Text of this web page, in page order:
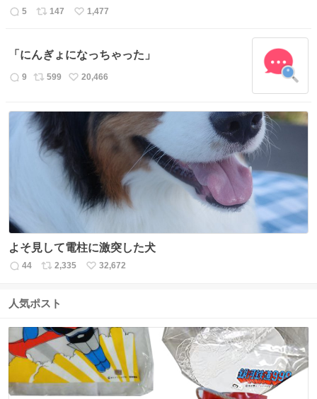
返
数
5
リ
ス
ト
数
147
い
ね
数
1,477
「にんぎょになっちゃった」
返
数
9
リ
ス
ト
数
599
い
ね
20,466
よそ見して電柱に激突した犬
返
数
44
リ
ス
数
2,335
い
32,672
人気ポスト